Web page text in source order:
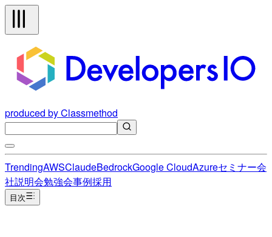
produced by Classmethod
TrendingAWSClaudeBedrockGoogle CloudAzureセミナー会
社説明会勉強会事例採用
目次